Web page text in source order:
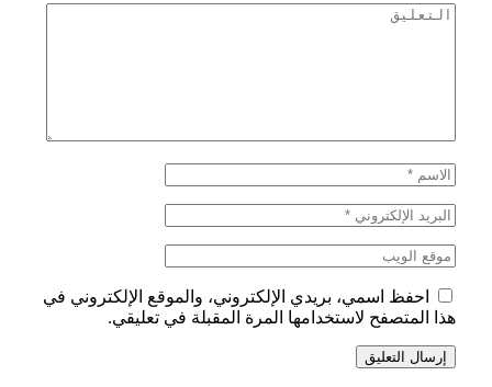
احفظ اسمي، بريدي الإلكتروني، والموقع الإلكتروني في
هذا المتصفح لاستخدامها المرة المقبلة في تعليقي.